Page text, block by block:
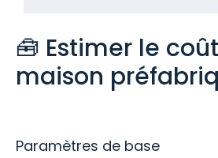
🧰 Estimer le
maison
Paramètres de base